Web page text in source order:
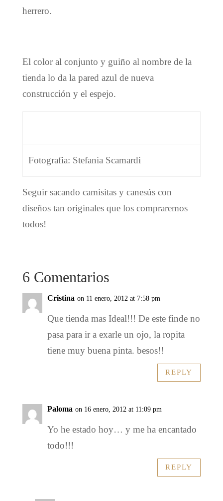
herrero.
El color al conjunto y guiño al nombre de la
tienda lo da la pared azul de nueva
construcción y el espejo.
Fotografia: Stefania Scamardi
Seguir sacando camisitas y canesús con
diseños tan originales que los compraremos
todos!
6 Comentarios
Cristina on 11 enero, 2012 at 7:58 pm
Que tienda mas Ideal!!! De este finde no
pasa para ir a exarle un ojo, la ropita
tiene muy buena pinta. besos!!
REPLY
Paloma on 16 enero, 2012 at 11:09 pm
Yo he estado hoy… y me ha encantado
todo!!!
REPLY